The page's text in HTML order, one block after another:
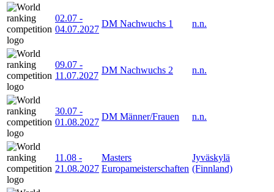
02.07 -
04.07.2027
DM Nachwuchs 1 n.n.
09.07 -
11.07.2027
DM Nachwuchs 2 n.n.
30.07 -
01.08.2027
DM Männer/Frauen n.n.
11.08 -
21.08.2027
Masters
Europameisterschaften
Jyväskylä
(Finnland)